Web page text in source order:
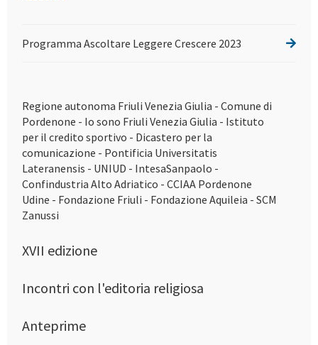
Programma Ascoltare Leggere Crescere 2023
Regione autonoma Friuli Venezia Giulia - Comune di
Pordenone - Io sono Friuli Venezia Giulia - Istituto
per il credito sportivo - Dicastero per la
comunicazione - Pontificia Universitatis
Lateranensis - UNIUD - IntesaSanpaolo -
Confindustria Alto Adriatico - CCIAA Pordenone
Udine - Fondazione Friuli - Fondazione Aquileia - SCM
Zanussi
XVII edizione
Incontri con l'editoria religiosa
Anteprime